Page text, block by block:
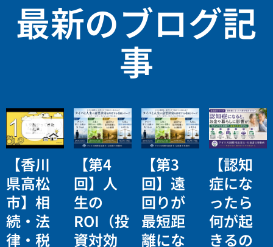
最新のブログ記
事
【香川
県高松
市】相
続・法
律・税
【第4
回】人
生の
ROI（投
資対効
【第3
回】遠
回りが
最短距
離にな
【認知
症にな
ったら
何が起
きるの